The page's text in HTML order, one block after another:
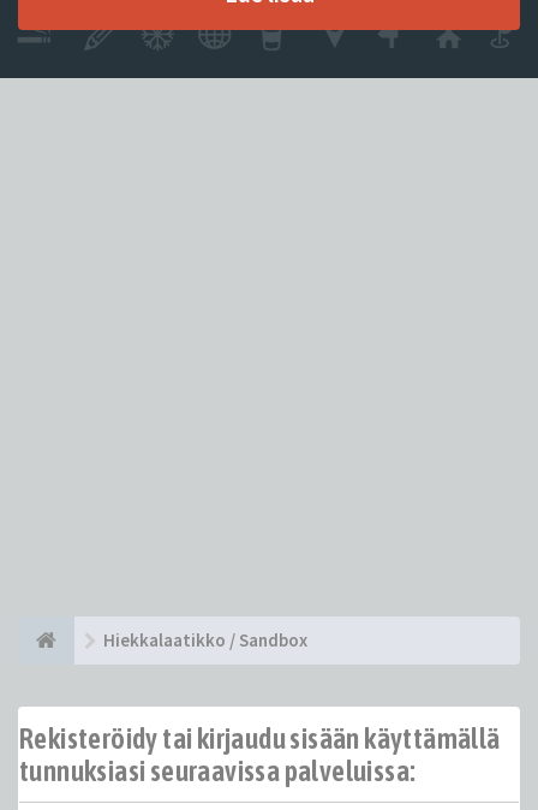
Hiekkalaatikko / Sandbox
Rekisteröidy tai kirjaudu sisään käyttämällä
tunnuksiasi seuraavissa palveluissa: